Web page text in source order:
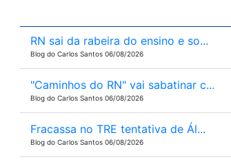
RN sai da rabeira do ensino e so...
Blog do Carlos Santos 06/08/2026
"Caminhos do RN" vai sabatinar c...
Blog do Carlos Santos 06/08/2026
Fracassa no TRE tentativa de Ál...
Blog do Carlos Santos 06/08/2026